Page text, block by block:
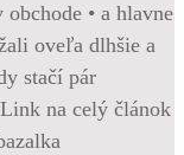
• a hlavne
oveľa dlhšie a
stačí pár
na celý článok